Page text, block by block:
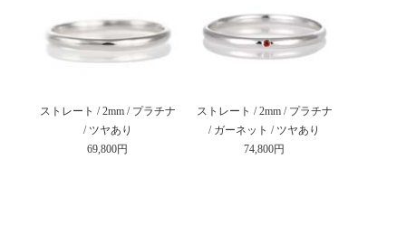
ストレート / 2mm / プラチナ
/ ツヤあり
69,800円
ストレート / 2mm / プラチナ
/ ガーネット / ツヤあり
74,800円